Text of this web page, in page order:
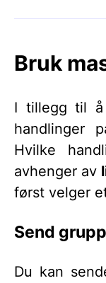
Bruk
I tillegg til å
handlinger
Hvilke
avhenger av
først velger
Send
Du kan